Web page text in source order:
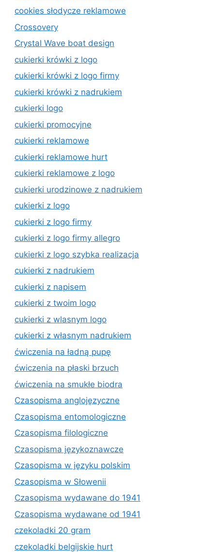
cookies słodycze reklamowe
Crossovery
Crystal Wave boat design
cukierki krówki z logo
cukierki krówki z logo firmy
cukierki krówki z nadrukiem
cukierki logo
cukierki promocyjne
cukierki reklamowe
cukierki reklamowe hurt
cukierki reklamowe z logo
cukierki urodzinowe z nadrukiem
cukierki z logo
cukierki z logo firmy
cukierki z logo firmy allegro
cukierki z logo szybka realizacja
cukierki z nadrukiem
cukierki z napisem
cukierki z twoim logo
cukierki z wlasnym logo
cukierki z własnym nadrukiem
ćwiczenia na ładną pupę
ćwiczenia na płaski brzuch
ćwiczenia na smukłe biodra
Czasopisma anglojęzyczne
Czasopisma entomologiczne
Czasopisma filologiczne
Czasopisma językoznawcze
Czasopisma w języku polskim
Czasopisma w Słowenii
Czasopisma wydawane do 1941
Czasopisma wydawane od 1941
czekoladki 20 gram
czekoladki belgijskie hurt